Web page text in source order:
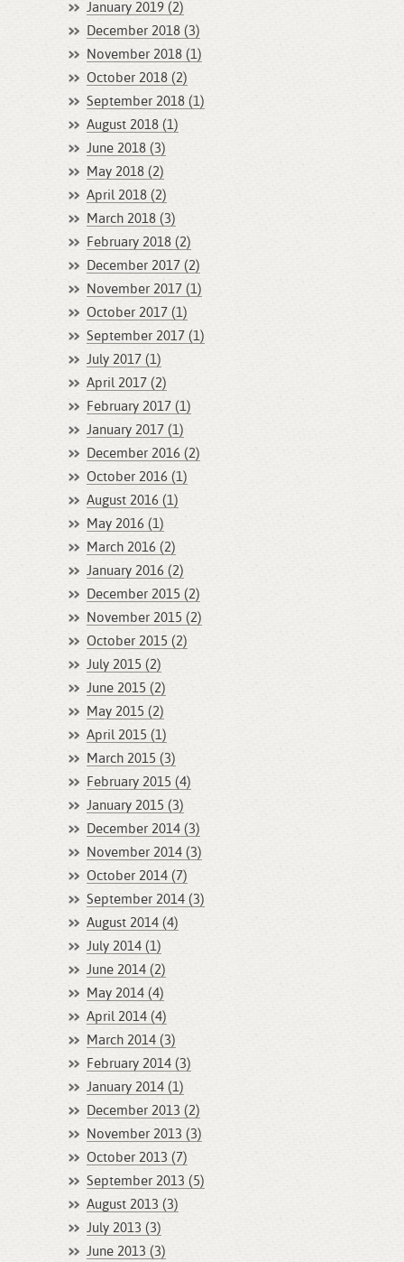
January 2019 (2)
December 2018 (3)
November 2018 (1)
October 2018 (2)
September 2018 (1)
August 2018 (1)
June 2018 (3)
May 2018 (2)
April 2018 (2)
March 2018 (3)
February 2018 (2)
December 2017 (2)
November 2017 (1)
October 2017 (1)
September 2017 (1)
July 2017 (1)
April 2017 (2)
February 2017 (1)
January 2017 (1)
December 2016 (2)
October 2016 (1)
August 2016 (1)
May 2016 (1)
March 2016 (2)
January 2016 (2)
December 2015 (2)
November 2015 (2)
October 2015 (2)
July 2015 (2)
June 2015 (2)
May 2015 (2)
April 2015 (1)
March 2015 (3)
February 2015 (4)
January 2015 (3)
December 2014 (3)
November 2014 (3)
October 2014 (7)
September 2014 (3)
August 2014 (4)
July 2014 (1)
June 2014 (2)
May 2014 (4)
April 2014 (4)
March 2014 (3)
February 2014 (3)
January 2014 (1)
December 2013 (2)
November 2013 (3)
October 2013 (7)
September 2013 (5)
August 2013 (3)
July 2013 (3)
June 2013 (3)